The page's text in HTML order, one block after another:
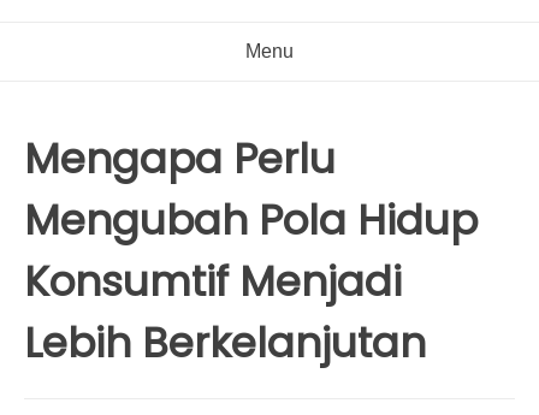
Menu
Mengapa Perlu
Mengubah Pola Hidup
Konsumtif Menjadi
Lebih Berkelanjutan